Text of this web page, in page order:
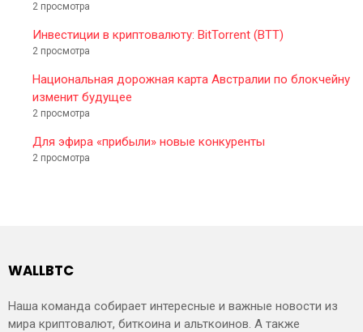
2 просмотра
Инвестиции в криптовалюту: BitTorrent (BTT)
2 просмотра
Национальная дорожная карта Австралии по блокчейну
изменит будущее
2 просмотра
Для эфира «прибыли» новые конкуренты
2 просмотра
WALLBTC
Наша команда собирает интересные и важные новости из
мира криптовалют, биткоина и альткоинов. А также